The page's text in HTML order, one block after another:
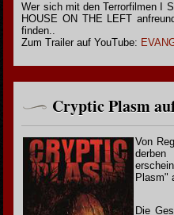
Wer sich mit den Terrorfilmen I
HOUSE ON THE LEFT
finden..
Zum Trailer auf YouTube:
Cryptic Plasm
Von
Plasm"
Die